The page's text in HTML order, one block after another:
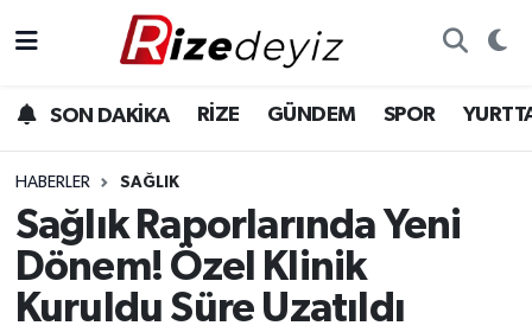
SON DAKİKA RİZE GÜNDEM SPOR
HABERLER SAĞLIK
Sağlık Raporlarında Yeni
Dönem! Özel Klinik
Kuruldu Süre Uzatıldı
Gündem
Yurttan Haberler
Ekonomi
Rize Hava Durumu
Rize Trafik Yoğunluk Haritası
Süper Lig Puan Durumu ve Fikstür